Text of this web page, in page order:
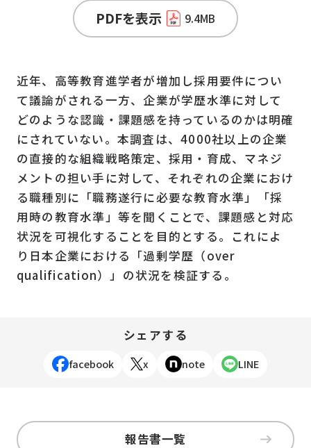
PDFを表示 9.4MB
近年、高等教育進学者が増加し採用要件につい
て議論がされる一方、企業が学歴水準に対して
どのような認識・課題感を持っているのかは明確
にされていない。本調査は、4000社以上の企業
の直接的な組織戦略策定、採用・育成、マネジ
メントの担い手に対して、それぞれの企業におけ
る職種別に「職務遂行に必要な教育水準」「採
用時の教育水準」等を聞くことで、課題感と対応
状況を可視化することを目的とする。これによ
り日本企業における「過剰学歴（over
qualification）」の状況を検証する。
シェアする
facebook x note LINE
報告書一覧